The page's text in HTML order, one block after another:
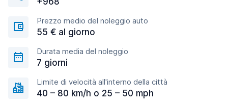
Prezzo medio del noleggio auto
55 € al giorno
Durata media del noleggio
7 giorni
Limite di velocità all'interno della città
40 – 80 km/h o 25 – 50 mph